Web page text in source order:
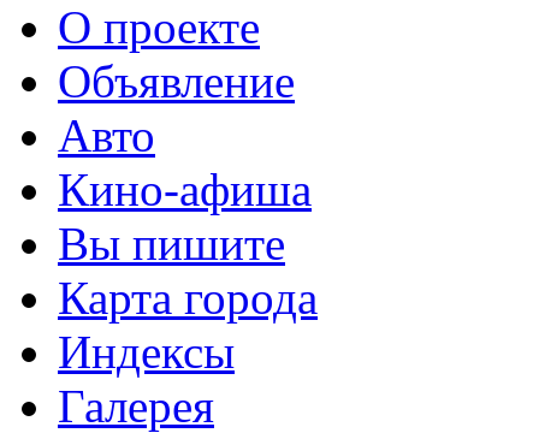
О проекте
Объявление
Авто
Кино-афиша
Вы пишите
Карта города
Индексы
Галерея